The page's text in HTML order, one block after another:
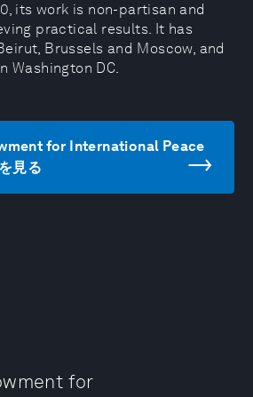
its work is non-partisan and
practical results. It has
Brussels and Moscow, and
Washington DC.
for International Peace
見る
for